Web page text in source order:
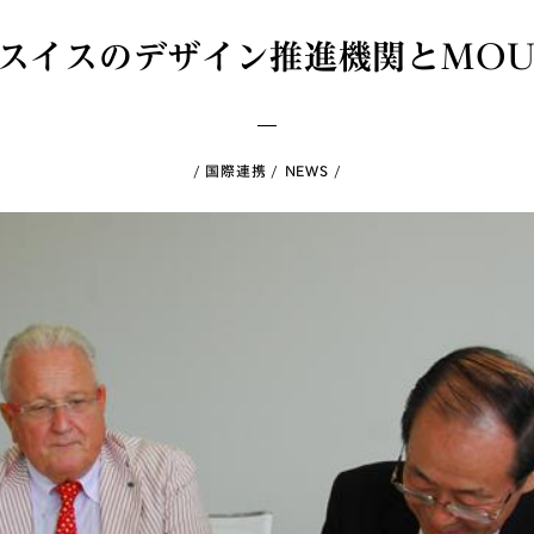
イスのデザイン推進機関と
国際連携 NEWS